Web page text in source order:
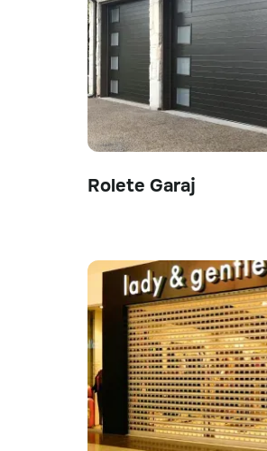
Rolete Garaj